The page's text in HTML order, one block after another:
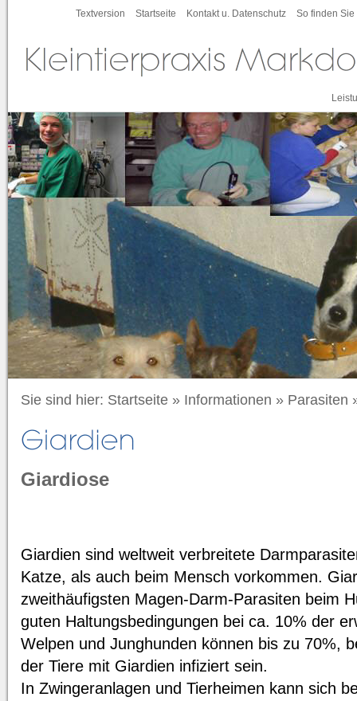
Textversion Startseite Kontakt u. Datenschutz So finden Sie
Sie sind hier: Startseite » Informationen » Parasiten
Giardiose
Giardien sind weltweit verbreitete
Katze, als auch beim Mensch vorkommen.
zweithäufigsten Magen-Darm-Parasiten beim
guten Haltungsbedingungen bei ca. 10% der
Welpen und Junghunden können bis zu 70%,
der Tiere mit Giardien infiziert sein.
In Zwingeranlagen und Tierheimen kann sich